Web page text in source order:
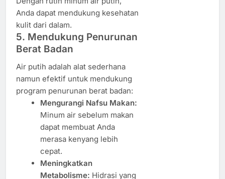
Anda dapat mendukung kesehatan
kulit dari dalam.
5. Mendukung Penurunan
Berat Badan
Air putih adalah alat sederhana
namun efektif untuk mendukung
program penurunan berat badan:
Mengurangi Nafsu Makan:
Minum air sebelum makan
dapat membuat Anda
merasa kenyang lebih
cepat.
Meningkatkan
Metabolisme: Hidrasi yang